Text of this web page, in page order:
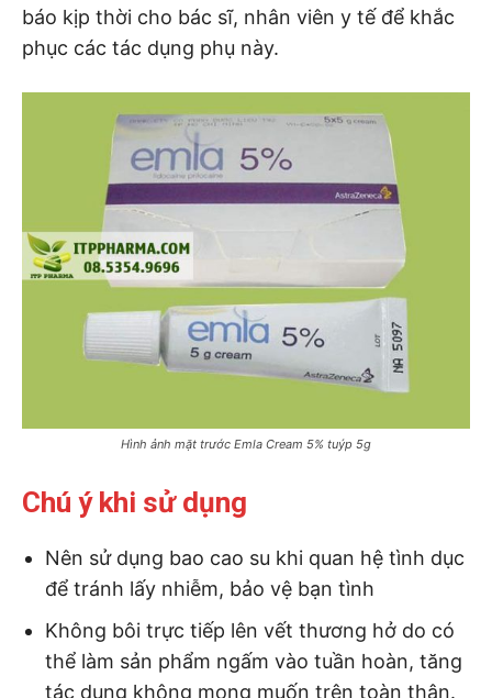
báo kịp thời cho bác sĩ, nhân viên y tế để khắc
phục các tác dụng phụ này.
Hình ảnh mặt trước Emla Cream 5% tuýp 5g
Chú ý khi sử dụng
Nên sử dụng bao cao su khi quan hệ tình dục
để tránh lấy nhiễm, bảo vệ bạn tình
Không bôi trực tiếp lên vết thương hở do có
thể làm sản phẩm ngấm vào tuần hoàn, tăng
tác dụng không mong muốn trên toàn thân.